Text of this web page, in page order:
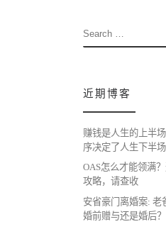
SEARCH
近期博客
赚钱是人生的上半
序决定了人生下半场
OAS怎么才能领满
攻略，请查收
安省豪门离婚案: 老
婚前赠与还是婚后？